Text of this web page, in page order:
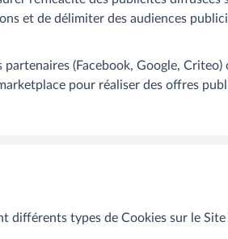
et de délimiter des audiences
partenaires (Facebook, Google,
pour réaliser des offres
différents types de Cookies sur le